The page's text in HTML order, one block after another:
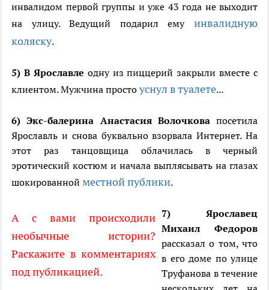
инвалидом первой группы и уже 43 года не выходит
на улицу. Ведущий подарил ему инвалидную
коляску.
5) В Ярославле одну из пиццерий закрыли вместе с
клиентом. Мужчина просто уснул в туалете...
6) Экс-балерина Анастасия Волочкова посетила
Ярославль и снова буквально взорвала Интернет. На
этот раз танцовщица облачилась в черный
эротический костюм и начала выплясывать на глазах
шокированной местной публики.
А с вами происходили
необычные истории?
Раскажите в комментариях
под публикацией.
7) Ярославец
Михаил
Федоров
рассказал о том, что
в его доме по улице
Труфанова в течение